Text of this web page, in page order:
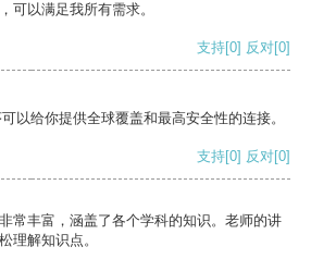
可以满足我所有需求。
支持[0] 反对[0]
以给你提供全球覆盖和最高安全性的连接。
支持[0] 反对[0]
常丰富，涵盖了各个学科的知识。老师的讲
理解知识点。